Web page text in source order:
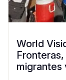
World
migrantes